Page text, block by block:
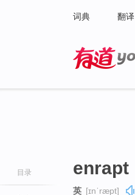
词典 翻译
目录 enrapt
英 [ɪnˈræpt]